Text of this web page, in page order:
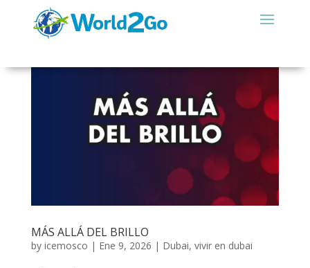
MÁS ALLÁ DEL BRILLO
by icemosco | Ene 9, 2026 | Dubai, vivir en dubai